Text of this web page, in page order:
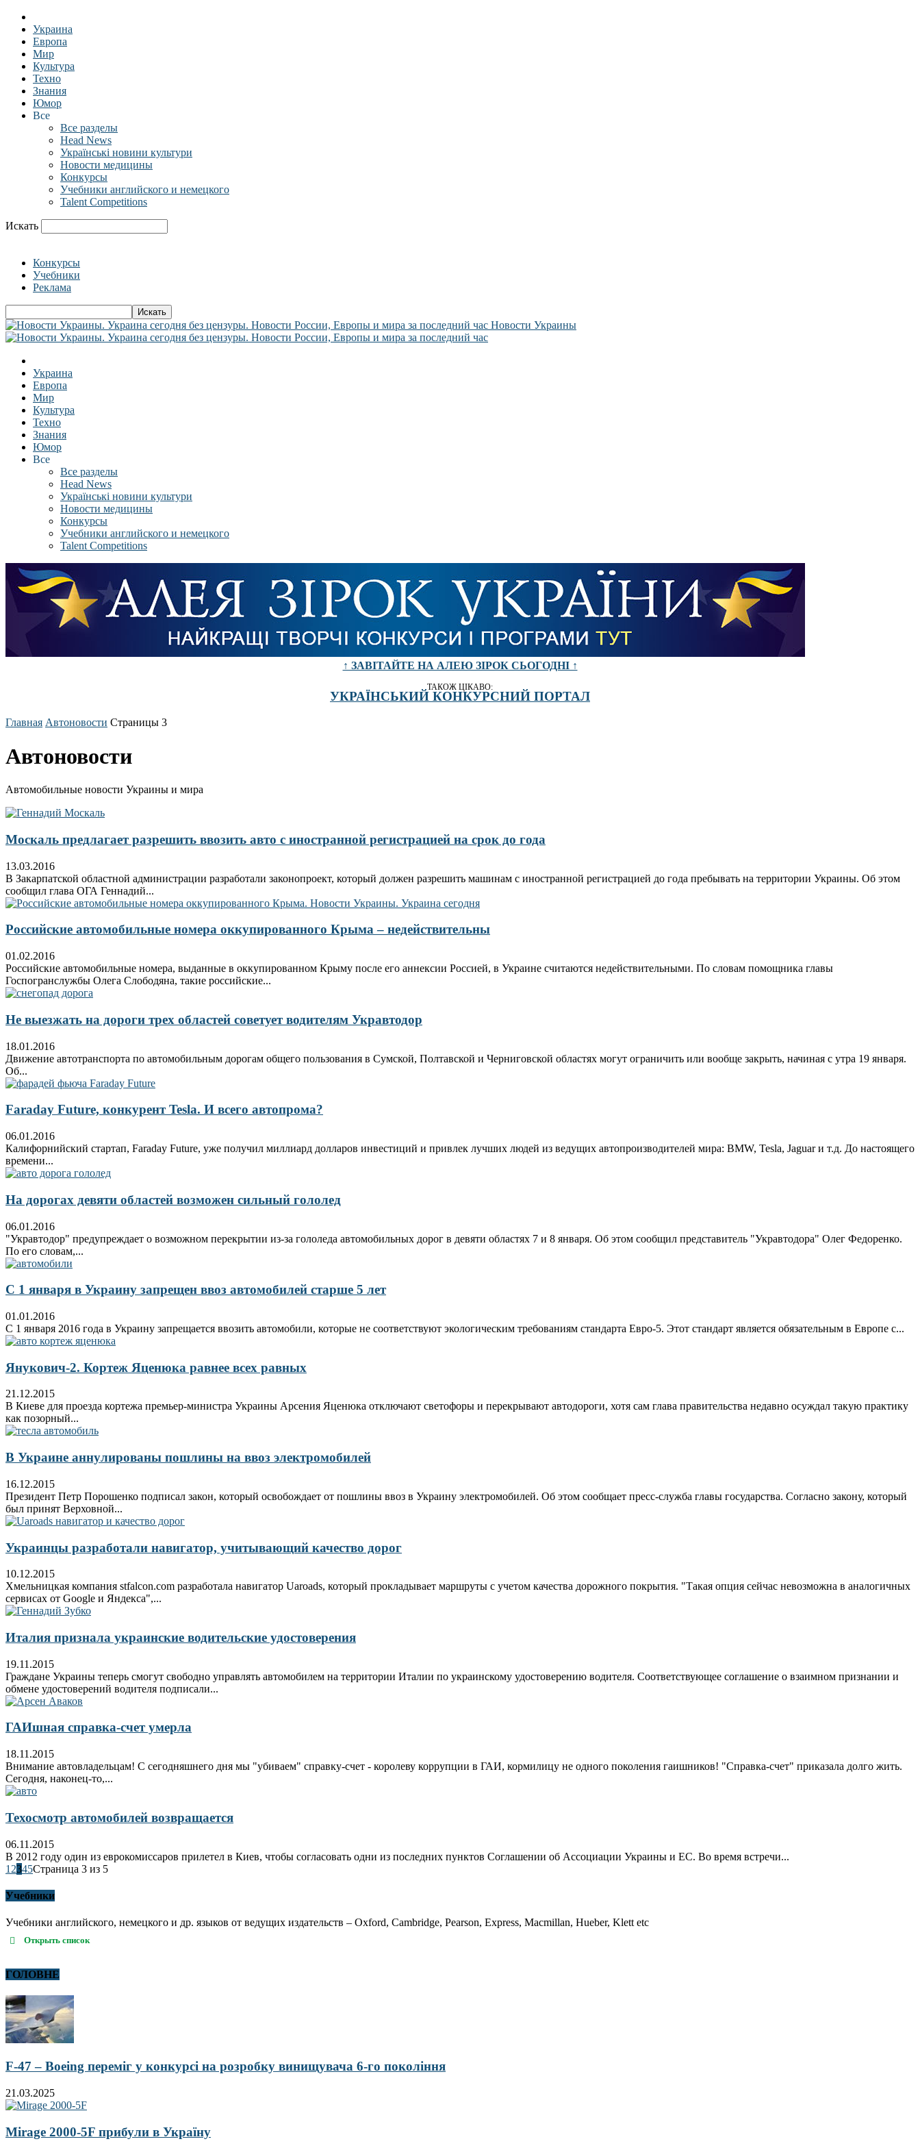
Украина
Европа
Мир
Культура
Техно
Знания
Юмор
Все
Все разделы
Head News
Українські новини культури
Новости медицины
Конкурсы
Учебники английского и немецкого
Talent Competitions
Искать
Конкурсы
Учебники
Реклама
Новости Украины
Украина
Европа
Мир
Культура
Техно
Знания
Юмор
Все
Все разделы
Head News
Українські новини культури
Новости медицины
Конкурсы
Учебники английского и немецкого
Talent Competitions
↑ ЗАВІТАЙТЕ НА АЛЕЮ ЗІРОК СЬОГОДНІ ↑
ТАКОЖ ЦІКАВО:
УКРАЇНСЬКИЙ КОНКУРСНИЙ ПОРТАЛ
Главная Автоновости Страницы 3
Автоновости
Автомобильные новости Украины и мира
Москаль предлагает разрешить ввозить авто с иностранной регистрацией на срок до года
13.03.2016
В Закарпатской областной администрации разработали законопроект, который должен разрешить машинам с иностранной регистрацией до года пребывать на территории Украины. Об этом
сообщил глава ОГА Геннадий...
Российские автомобильные номера оккупированного Крыма – недействительны
01.02.2016
Российские автомобильные номера, выданные в оккупированном Крыму после его аннексии Россией, в Украине считаются недействительными. По словам помощника главы
Госпогранслужбы Олега Слободяна, такие российские...
Не выезжать на дороги трех областей советует водителям Укравтодор
18.01.2016
Движение автотранспорта по автомобильным дорогам общего пользования в Сумской, Полтавской и Черниговской областях могут ограничить или вообще закрыть, начиная с утра 19 января.
Об...
Faraday Future, конкурент Tesla. И всего автопрома?
06.01.2016
Калифорнийский стартап, Faraday Future, уже получил миллиард долларов инвестиций и привлек лучших людей из ведущих автопроизводителей мира: BMW, Tesla, Jaguar и т.д. До настоящего
времени...
На дорогах девяти областей возможен сильный гололед
06.01.2016
"Укравтодор" предупреждает о возможном перекрытии из-за гололеда автомобильных дорог в девяти областях 7 и 8 января. Об этом сообщил представитель "Укравтодора" Олег Федоренко.
По его словам,...
С 1 января в Украину запрещен ввоз автомобилей старше 5 лет
01.01.2016
С 1 января 2016 года в Украину запрещается ввозить автомобили, которые не соответствуют экологическим требованиям стандарта Евро-5. Этот стандарт является обязательным в Европе с...
Янукович-2. Кортеж Яценюка равнее всех равных
21.12.2015
В Киеве для проезда кортежа премьер-министра Украины Арсения Яценюка отключают светофоры и перекрывают автодороги, хотя сам глава правительства недавно осуждал такую ​​практику
как позорный...
В Украине аннулированы пошлины на ввоз электромобилей
16.12.2015
Президент Петр Порошенко подписал закон, который освобождает от пошлины ввоз в Украину электромобилей. Об этом сообщает пресс-служба главы государства. Согласно закону, который
был принят Верховной...
Украинцы разработали навигатор, учитывающий качество дорог
10.12.2015
Хмельницкая компания stfalcon.com разработала навигатор Uaroads, который прокладывает маршруты с учетом качества дорожного покрытия. "Такая опция сейчас невозможна в аналогичных
сервисах от Google и Яндекса",...
Италия признала украинские водительские удостоверения
19.11.2015
Граждане Украины теперь смогут свободно управлять автомобилем на территории Италии по украинскому удостоверению водителя. Соответствующее соглашение о взаимном признании и
обмене удостоверений водителя подписали...
ГАИшная справка-счет умерла
18.11.2015
Внимание автовладельцам! С сегодняшнего дня мы "убиваем" справку-счет - королеву коррупции в ГАИ, кормилицу не одного поколения гаишников! "Справка-счет" приказала долго жить.
Сегодня, наконец-то,...
Техосмотр автомобилей возвращается
06.11.2015
В 2012 году один из еврокомиссаров прилетел в Киев, чтобы согласовать одни из последних пунктов Соглашении об Ассоциации Украины и ЕС. Во время встречи...
1 2345Страница 3 из 5
Учебники
Учебники английского, немецкого и др. языков от ведущих издательств – Oxford, Cambridge, Pearson, Express, Macmillan, Hueber, Klett etc
Открыть список
ГОЛОВНЕ
F-47 – Boeing переміг у конкурсі на розробку винищувача 6-го покоління
21.03.2025
Mirage 2000-5F прибули в Україну